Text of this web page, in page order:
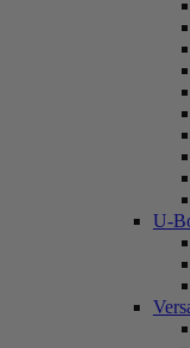
U-